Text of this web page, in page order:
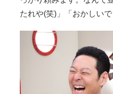
たれや(笑)」「おかしい